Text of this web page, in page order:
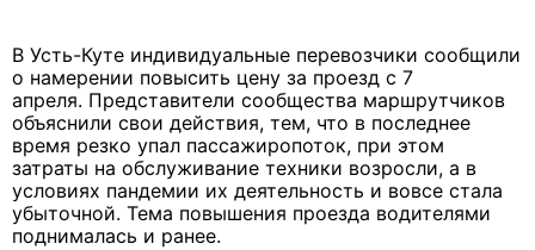
В Усть-Куте индивидуальные перевозчики сообщили
о намерении повысить цену за проезд с 7
апреля. Представители сообщества маршрутчиков
объяснили свои действия, тем, что в последнее
время резко упал пассажиропоток, при этом
затраты на обслуживание техники возросли, а в
условиях пандемии их деятельность и вовсе стала
убыточной. Тема повышения проезда водителями
поднималась и ранее.